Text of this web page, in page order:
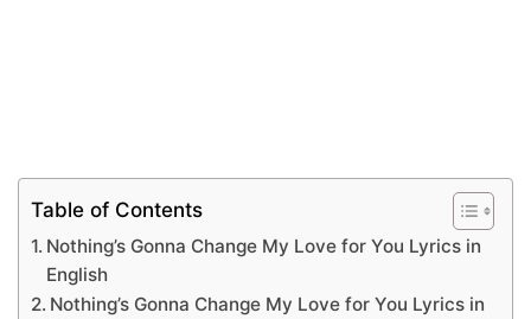
Table of Contents
Nothing’s Gonna Change My Love for You Lyrics in
English
Nothing’s Gonna Change My Love for You Lyrics in